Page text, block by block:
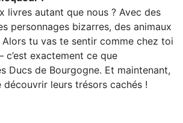
livres autant que nous ? Avec des
personnages bizarres, des animaux
tu vas te sentir comme chez toi
c’est exactement ce que
Ducs de Bourgogne. Et maintenant,
découvrir leurs trésors cachés !